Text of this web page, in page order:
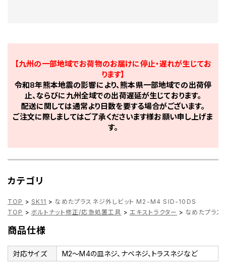
【九州の一部地域でお荷物のお届けに停止・遅れが生じてお
ります】
令和8年熊本地震の影響により、熊本県一部地域での出荷停
止、ならびに九州全域での出荷遅延が生じております。
配送に関しては通常より日数を要する場合がございます。
ご注文に際しましてはご了承くださいます様お願い申し上げま
す。
カテゴリ
TOP > SK11 > なめたプラスネジ外しビット M2-M4 SID-10DS
TOP > ボルトナット修正/応急処置工具 > エキストラクター > なめたプラ
商品仕様
対応サイズ M2～M4の皿ネジ、ナベネジ、トラスネジなど